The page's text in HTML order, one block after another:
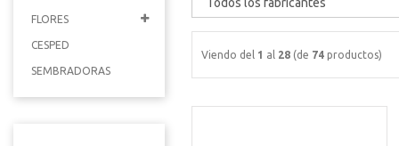
FLORES
CESPED
SEMBRADORAS
Viendo del 1 al 28 (de 74 productos)